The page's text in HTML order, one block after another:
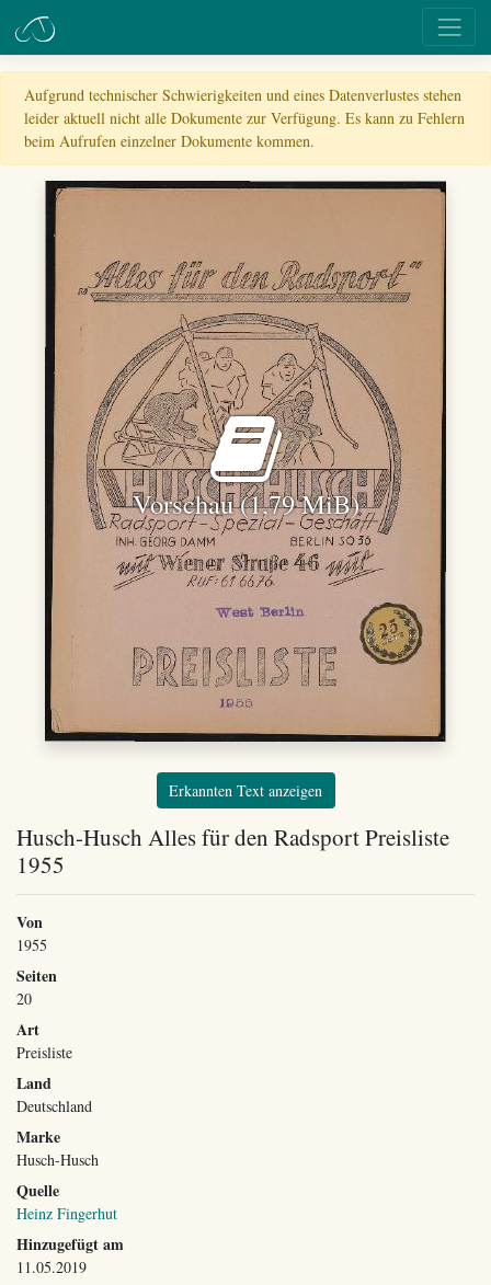
Aufgrund technischer Schwierigkeiten und eines Datenverlustes stehen
leider aktuell nicht alle Dokumente zur Verfügung. Es kann zu Fehlern
beim Aufrufen einzelner Dokumente kommen.
Vorschau (1,79 MiB)
Erkannten Text anzeigen
Husch-Husch Alles für den Radsport Preisliste
1955
Von
1955
Seiten
20
Art
Preisliste
Land
Deutschland
Marke
Husch-Husch
Quelle
Heinz Fingerhut
Hinzugefügt am
11.05.2019